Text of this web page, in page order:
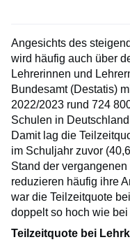
Angesichts des
wird häufig auch über
Lehrerinnen und
Bundesamt (Destatis)
2022/2023 rund 724
Schulen in
Damit lag die
im Schuljahr zuvor
Stand der
reduzieren häufig ihre
war die Teilzeitquote
doppelt so hoch wie
Teilzeitquote bei